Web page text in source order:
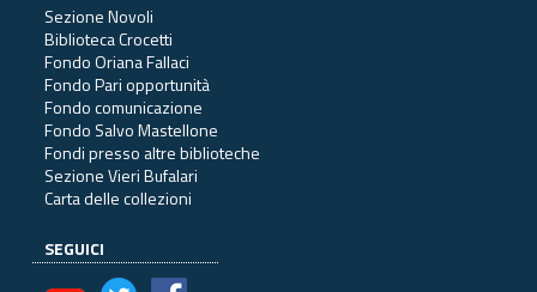
Sezione Novoli
Biblioteca Crocetti
Fondo Oriana Fallaci
Fondo Pari opportunità
Fondo comunicazione
Fondo Salvo Mastellone
Fondi presso altre biblioteche
Sezione Vieri Bufalari
Carta delle collezioni
SEGUICI